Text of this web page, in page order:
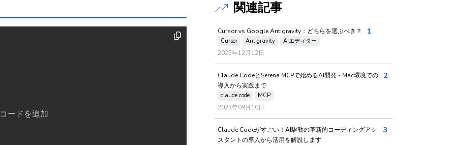
関連記事
Cursor vs Google Antigravity：どちらを選ぶべき？
Cursor Antigravity AIエディター
2025年12月12日
1
Claude CodeとSerena MCPで始めるAI開発 - Mac環境での
導入から実践まで
claude code MCP
2025年09月10日
2
Claude Codeがすごい！AI駆動の革新的コーディングアシ
スタントの導入から活用を解説します
3